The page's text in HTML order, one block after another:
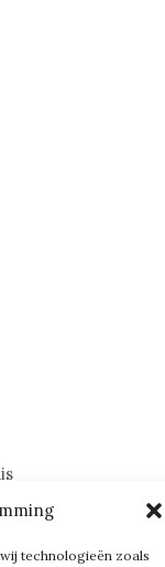
technologieën zoals